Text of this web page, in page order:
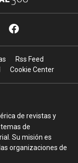
Rss Feed
Cookie Center
de revistas y
de
Su misión es
organizaciones de